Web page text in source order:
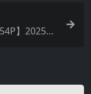
】2025年